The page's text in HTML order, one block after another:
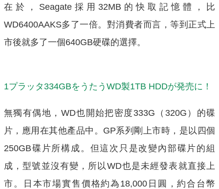
在於，Seagate採用32MB的快取記憶體，比
WD6400AAKS多了一倍。對消費者而言，等到正式上
市後就多了一個640GB硬碟的選擇。
1プラッタ334GBをうたうWD製1TB HDDが発売に！
無獨有偶地，WD也開始把密度333G（320G）的碟
片，應用在其他產品中。GP系列剛上市時，是以四個
250GB碟片所構成。但這次只是改變內部碟片的組
成，型號並沒有變，所以WD也是未經發表就直接上
市。日本市場實售價格約為18,000日圓，約合台幣